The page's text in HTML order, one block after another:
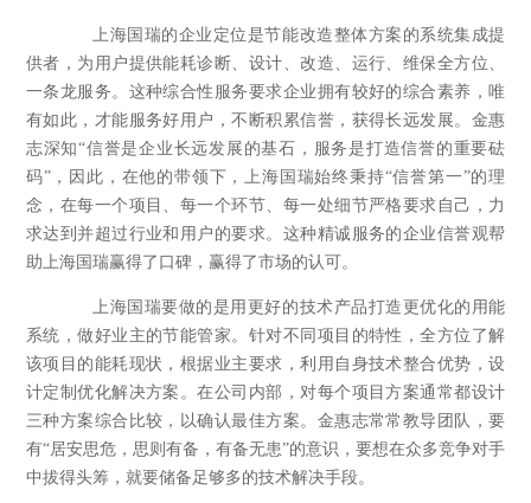
上海国瑞的企业定位是节能改造整体方案的系统集成提
供者，为用户提供能耗诊断、设计、改造、运行、维保全方位、
一条龙服务。这种综合性服务要求企业拥有较好的综合素养，唯
有如此，才能服务好用户，不断积累信誉，获得长远发展。金惠
志深知“信誉是企业长远发展的基石，服务是打造信誉的重要砝
码”，因此，在他的带领下，上海国瑞始终秉持“信誉第一”的理
念，在每一个项目、每一个环节、每一处细节严格要求自己，力
求达到并超过行业和用户的要求。这种精诚服务的企业信誉观帮
助上海国瑞赢得了口碑，赢得了市场的认可。
上海国瑞要做的是用更好的技术产品打造更优化的用能
系统，做好业主的节能管家。针对不同项目的特性，全方位了解
该项目的能耗现状，根据业主要求，利用自身技术整合优势，设
计定制优化解决方案。在公司内部，对每个项目方案通常都设计
三种方案综合比较，以确认最佳方案。金惠志常常教导团队，要
有“居安思危，思则有备，有备无患”的意识，要想在众多竞争对手
中拔得头筹，就要储备足够多的技术解决手段。